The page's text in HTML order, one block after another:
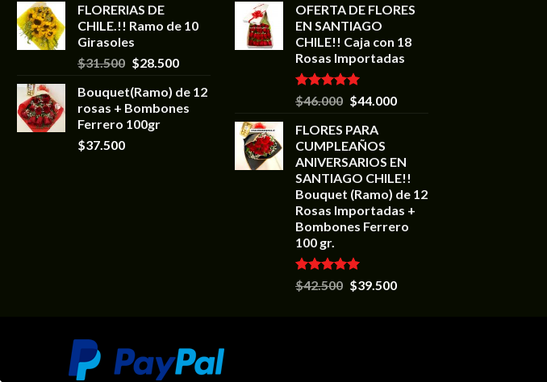
FLORERIAS DE
CHILE.!! Ramo de 10
Girasoles
$31.500 $28.500
Bouquet(Ramo) de 12
rosas + Bombones
Ferrero 100gr
$37.500
OFERTA DE FLORES
EN SANTIAGO
CHILE!! Caja con 18
Rosas Importadas
Valorado en
5.00
$46.000 $44.000
FLORES PARA
CUMPLEAÑOS
ANIVERSARIOS EN
SANTIAGO CHILE!!
Bouquet (Ramo) de 12
Rosas Importadas +
Bombones Ferrero
100 gr.
Valorado en
5.00
$42.500 $39.500